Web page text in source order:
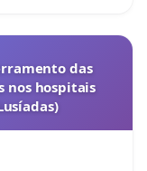
das
nos hospitais